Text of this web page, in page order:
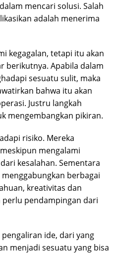
mencari solusi. Salah
adalah menerima
kegagalan, tetapi itu akan
berikutnya. Apabila dalam
sesuatu sulit, maka
bahwa itu akan
Justru langkah
mengembangkan pikiran.
risiko. Mereka
mengalami
kesalahan. Sementara
berbagai
kreativitas dan
perlu pendampingan dari
ide, dari yang
menjadi sesuatu yang bisa